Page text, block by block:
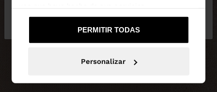
PERMITIR TODAS
Personalizar